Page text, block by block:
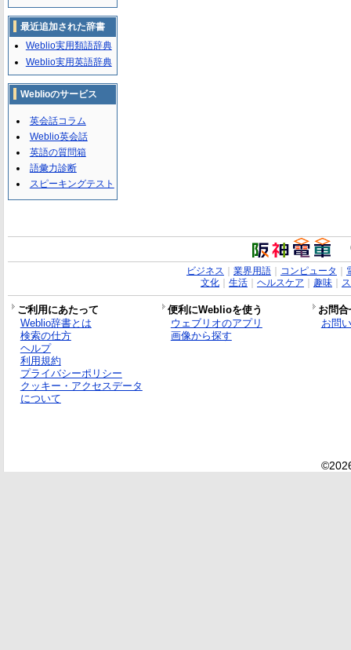
最近追加された辞書
Weblio実用類語辞典
Weblio実用英語辞典
Weblioのサービス
英会話コラム
Weblio英会話
英語の質問箱
語彙力診断
スピーキングテスト
ビジネス 業界用語｜ コンピュータ
文化｜ 生活｜ ヘルスケア 趣味｜
ご利用にあたって 便利にWeblioを使う
お問
Weblio辞書とは
検索の仕方
ヘルプ
利用規約
プライバシーポリシー
クッキー・アクセスデータ
について
ウェブリオのアプリ
画像から探す
お問